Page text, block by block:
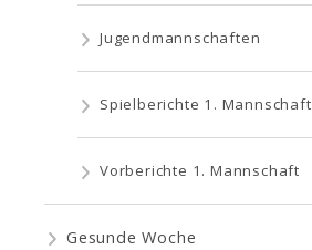
Jugendmannschaften
Spielberichte 1. Mannschaft
Vorberichte 1. Mannschaft
Gesunde Woche